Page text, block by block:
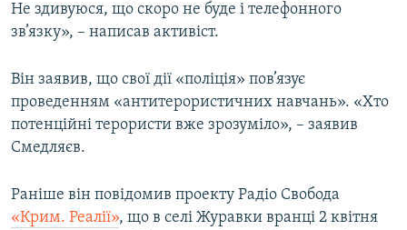
Не здивуюся, що скоро не буде і телефонного
зв’язку», – написав активіст.
Він заявив, що свої дії «поліція» пов’язує
проведенням «антитерористичних навчань». «Хто
потенційні терористи вже зрозуміло», – заявив
Смедляєв.
Раніше він повідомив проекту Радіо Свобода
«Крим. Реалії», що в селі Журавки вранці 2 квітня